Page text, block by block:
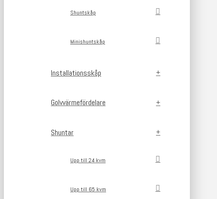
Shuntskåp
Minishuntskåp
Installationsskåp
Golvvärmefördelare
Shuntar
Upp till 24 kvm
Upp till 65 kvm